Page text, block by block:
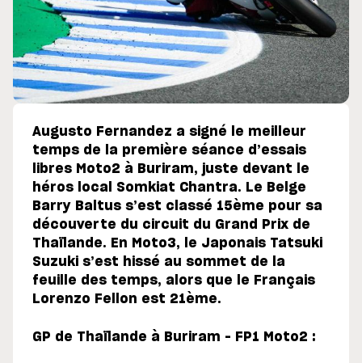
Augusto Fernandez a signé le meilleur
temps de la première séance d’essais
libres Moto2 à Buriram, juste devant le
héros local Somkiat Chantra. Le Belge
Barry Baltus s’est classé 15ème pour sa
découverte du circuit du Grand Prix de
Thaïlande. En Moto3, le Japonais Tatsuki
Suzuki s’est hissé au sommet de la
feuille des temps, alors que le Français
Lorenzo Fellon est 21ème.
GP de Thaïlande à Buriram – FP1 Moto2 :